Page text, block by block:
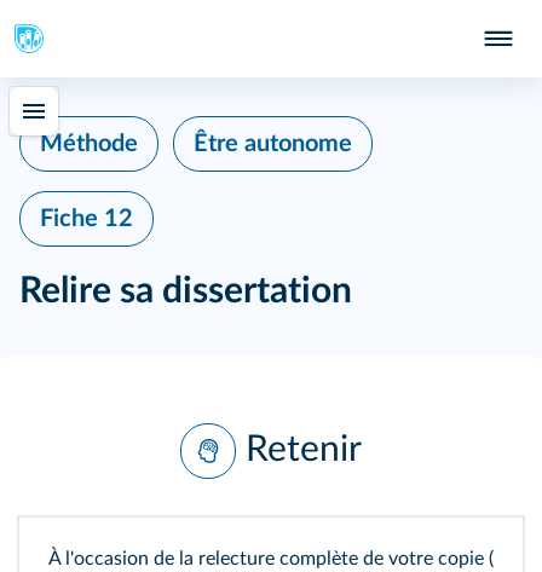
Méthode Être autonome
Fiche 12
Relire sa dissertation
Retenir
À l'occasion de la relecture complète de votre copie (